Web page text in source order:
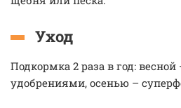
Уход
Подкормка 2 раза в год:
удобрениями, осенью –